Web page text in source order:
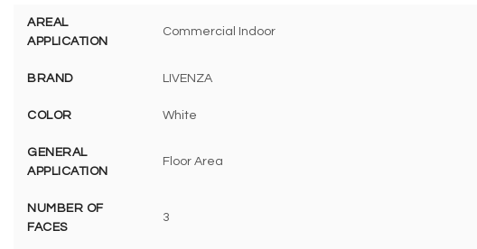
AREAL
APPLICATION
Commercial Indoor
BRAND LIVENZA
COLOR White
GENERAL
APPLICATION
Floor Area
NUMBER OF
FACES
3